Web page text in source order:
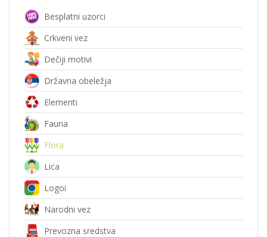
Besplatni uzorci
Crkveni vez
Dečiji motivi
Državna obeležja
Elementi
Fauna
Flora
Lica
Logoi
Narodni vez
Prevozna sredstva